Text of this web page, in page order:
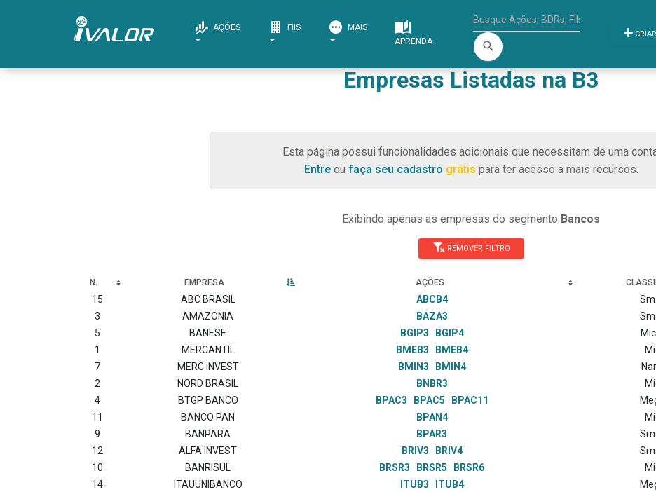
AÇÕES FIIS
MAIS
APRENDA
search
Empresas Listadas na B3
Esta página possui funcionalidades adicionais que necessitam de uma
Entreou faça seu cadastro grátis para ter acesso a mais recursos.
Exibindo apenas as empresas do segmento Bancos
REMOVER FILTRO
N. EMPRESA AÇÕES
15 ABC BRASIL ABCB4
3
AMAZONIA BAZA3
5
BANESE BGIP3 BGIP4
1
MERCANTIL BMEB3 BMEB4
7
MERC INVEST BMIN3 BMIN4
2
NORD BRASIL BNBR3
4
BTGP BANCO BPAC3 BPAC5 BPAC11
11
BANCO PAN BPAN4
9
BANPARA BPAR3
12
ALFA INVEST BRIV3 BRIV4
10
BANRISUL BRSR3 BRSR5 BRSR6
14
ITAUUNIBANCO ITUB3 ITUB4